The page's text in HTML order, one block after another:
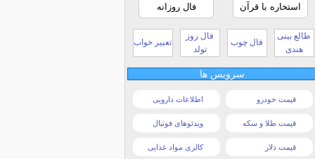
استخاره با قرآن فال روزانه
طالع بینی
هندی
فال چوب
فال روز
تولد
تعبیر خواب
سرویس ها
قیمت خودرو اطلاعات دارویی
قیمت طلا و سکه ویدئوهای فوتبال
قیمت دلار کالری مواد غذایی